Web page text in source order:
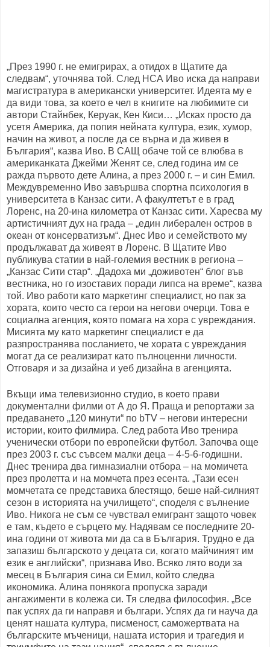
„През 1990 г. не емигрирах, а отидох в Щатите да
следвам“, уточнява той. След НСА Иво иска да направи
магистратура в американски университет. Идеята му е
да види това, за което е чел в книгите на любимите си
автори Стайнбек, Керуак, Кен Киси… „Исках просто да
усетя Америка, да попия нейната култура, език, хумор,
начин на живот, а после да се върна и да живея в
България“, казва Иво. В САЩ обаче той се влюбва в
американката Джейми Женят се, след година им се
ражда първото дете Алина, а през 2000 г. – и син Емил.
Междувременно Иво завършва спортна психология в
университета в Канзас сити. А факултетът е в град
Лоренс, на 20-ина километра от Канзас сити. Харесва му
артистичният дух на града – „един либерален остров в
океан от консерватизъм“. Днес Иво и семейството му
продължават да живеят в Лоренс. В Щатите Иво
публикува статии в най-големия вестник в региона –
„Канзас Сити стар“. „Дадоха ми „доживотен“ блог във
вестника, но го изоставих поради липса на време“, казва
той. Иво работи като маркетинг специалист, но пак за
хората, които често са герои на негови очерци. Това е
социална агенция, която помага на хора с увреждания.
Мисията му като маркетинг специалист е да
разпространява посланието, че хората с увреждания
могат да се реализират като пълноценни личности.
Отговаря и за дизайна и уеб дизайна в агенцията.
Вкъщи има телевизионно студио, в което прави
документални филми от А до Я. Праща и репортажи за
предаването „120 минути“ по bTV – негови интересни
истории, които филмира. След работа Иво тренира
ученически отбори по европейски футбол. Започва още
през 2003 г. със съвсем малки деца – 4-5-6-годишни.
Днес тренира два гимназиални отбора – на момичета
през пролетта и на момчета през есента. „Тази есен
момчетата се представиха блестящо, беше най-силният
сезон в историята на училището“, споделя с вълнение
Иво. Никога не съм се чувствал емигрант защото човек
е там, където е сърцето му. Надявам се последните 20-
ина години от живота ми да са в България. Трудно е да
запазиш българското у децата си, когато майчиният им
език е английски“, признава Иво. Всяко лято води за
месец в България сина си Емил, който следва
икономика. Алина понякога пропуска заради
ангажименти в колежа си. Тя следва философия. „Все
пак успях да ги направя и българи. Успях да ги науча да
ценят нашата култура, писменост, саможертвата на
българските мъченици, нашата история и трагедия и